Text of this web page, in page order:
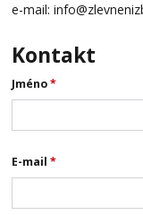
e-mail:
Kontakt
Jméno*
E-mail*